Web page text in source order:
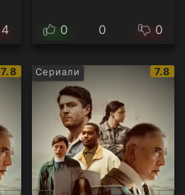
4 0 0 0
IMDb
рейтинг:
7.8 Сериали
IMDb
7.8